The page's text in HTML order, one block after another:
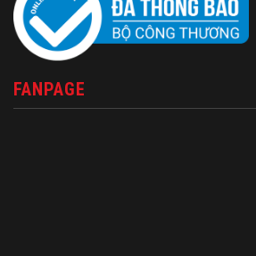
FANPAGE